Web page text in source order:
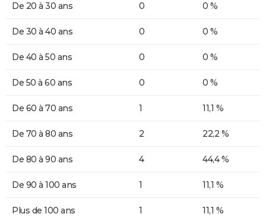
De 20 à 30 ans 0 0 %
De 30 à 40 ans 0 0 %
De 40 à 50 ans 0 0 %
De 50 à 60 ans 0 0 %
De 60 à 70 ans 1 11,1 %
De 70 à 80 ans 2 22,2 %
De 80 à 90 ans 4 44,4 %
De 90 à 100 ans 1 11,1 %
Plus de 100 ans 1 11,1 %